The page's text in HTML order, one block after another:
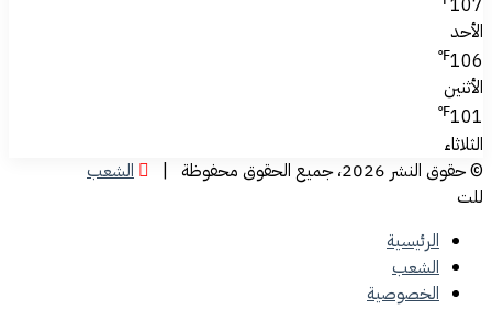
107
الأحد
106
℉
الأثنين
101
℉
الثلاثاء
© حقوق النشر 2026، جميع الحقوق محفوظة |
الشعب
للت
الرئيسية
الشعب
الخصوصية